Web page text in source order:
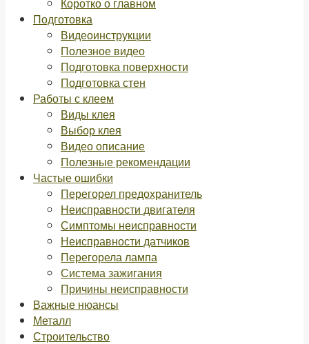
Подготовка
Видеоинструкции
Полезное видео
Подготовка поверхности
Подготовка стен
Работы с клеем
Виды клея
Выбор клея
Видео описание
Полезные рекомендации
Частые ошибки
Перегорел предохранитель
Неисправности двигателя
Симптомы неисправности
Неисправности датчиков
Перегорела лампа
Система зажигания
Причины неисправности
Важные нюансы
Металл
Строительство